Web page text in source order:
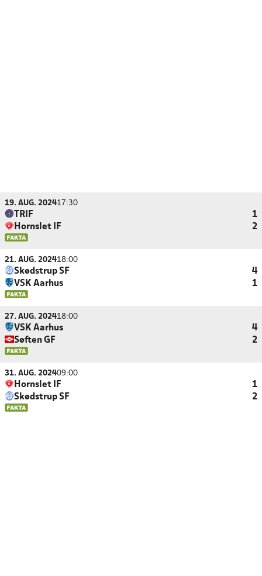
19. AUG. 202417:30
TRIF
1
Hornslet IF
2
21. AUG. 202418:00
Skødstrup SF
4
VSK Aarhus
1
27. AUG. 202418:00
VSK Aarhus
4
Søften GF
2
31. AUG. 202409:00
Hornslet IF
1
Skødstrup SF
2